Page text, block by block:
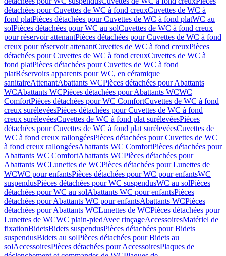
détachées pour Cuvettes de WC à fond creuxCuvettes de WC à
fond platPièces détachées pour Cuvettes de WC à fond platWC au
solPièces détachées pour WC au solCuvettes de WC à fond creux
pour réservoir attenantPièces détachées pour Cuvettes de WC à fond
creux pour réservoir attenantCuvettes de WC à fond creuxPièces
détachées pour Cuvettes de WC à fond creuxCuvettes de WC à
fond platPièces détachées pour Cuvettes de WC à fond
platRéservoirs apparents pour WC, en céramique
sanitaireAttenantAbattants WCPièces détachées pour Abattants
WCAbattants WCPièces détachées pour Abattants WCWC
ComfortPièces détachées pour WC ComfortCuvettes de WC à fond
creux surélevéesPièces détachées pour Cuvettes de WC à fond
creux surélevéesCuvettes de WC à fond plat surélevéesPièces
détachées pour Cuvettes de WC à fond plat surélevéesCuvettes de
WC à fond creux rallongéesPièces détachées pour Cuvettes de WC
à fond creux rallongéesAbattants WC ComfortPièces détachées pour
Abattants WC ComfortAbattants WCPièces détachées pour
Abattants WCLunettes de WCPièces détachées pour Lunettes de
WCWC pour enfantsPièces détachées pour WC pour enfantsWC
suspendusPièces détachées pour WC suspendusWC au solPièces
détachées pour WC au solAbattants WC pour enfantsPièces
détachées pour Abattants WC pour enfantsAbattants WCPièces
détachées pour Abattants WCLunettes de WCPièces détachées pour
Lunettes de WCWC plain-piedAvec rinçageAccessoiresMatériel de
fixationBidetsBidets suspendusPièces détachées pour Bidets
suspendusBidets au solPièces détachées pour Bidets au
solAccessoiresPièces détachées pour AccessoiresPlaques de